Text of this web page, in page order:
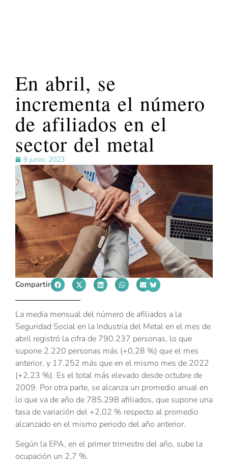
En abril, se
incrementa el número
de afiliados en el
sector del metal
9 junio, 2023
Compartir
La media mensual del número de afiliados a la
Seguridad Social en la Industria del Metal en el mes de
abril registró la cifra de 790.237 personas, lo que
supone 2.220 personas más (+0,28 %) que el mes
anterior, y 17.252 más que en el mismo mes de 2022
(+2,23 %). Es el total más elevado desde octubre de
2009. Por otra parte, se alcanza un promedio anual en
lo que va de año de 785.298 afiliados, que supone una
tasa de variación del +2,02 % respecto al promedio
alcanzado en el mismo periodo del año anterior.
Según la EPA, en el primer trimestre del año, sube la
ocupación un 2,7 %.